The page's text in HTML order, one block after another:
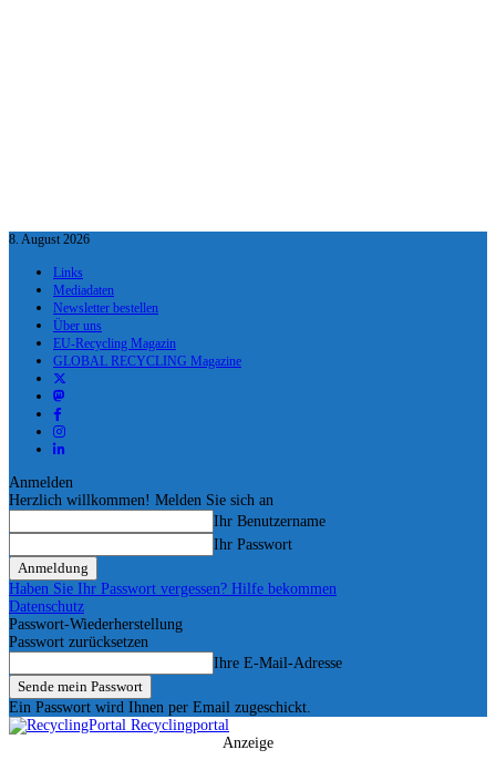
8. August 2026
Links
Mediadaten
Newsletter bestellen
Über uns
EU-Recycling Magazin
GLOBAL RECYCLING Magazine
Anmelden
Herzlich willkommen! Melden Sie sich an
Ihr Benutzername
Ihr Passwort
Haben Sie Ihr Passwort vergessen? Hilfe bekommen
Datenschutz
Passwort-Wiederherstellung
Passwort zurücksetzen
Ihre E-Mail-Adresse
Ein Passwort wird Ihnen per Email zugeschickt.
Recyclingportal
Anzeige